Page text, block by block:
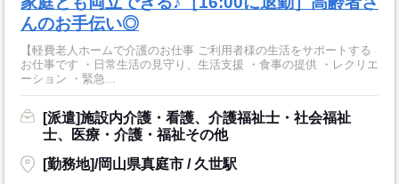
んのお手伝い◎
【軽費老人ホームで介護のお仕事 ご利用者様の生活をサポートする
お仕事です ・日常生活の見守り、生活支援 ・食事の提供 ・レクリエ
ーション ・緊急...
[派遣]施設内介護・看護、介護福祉士・社会福祉
士、医療・介護・福祉その他
[勤務地]/岡山県真庭市 / 久世駅